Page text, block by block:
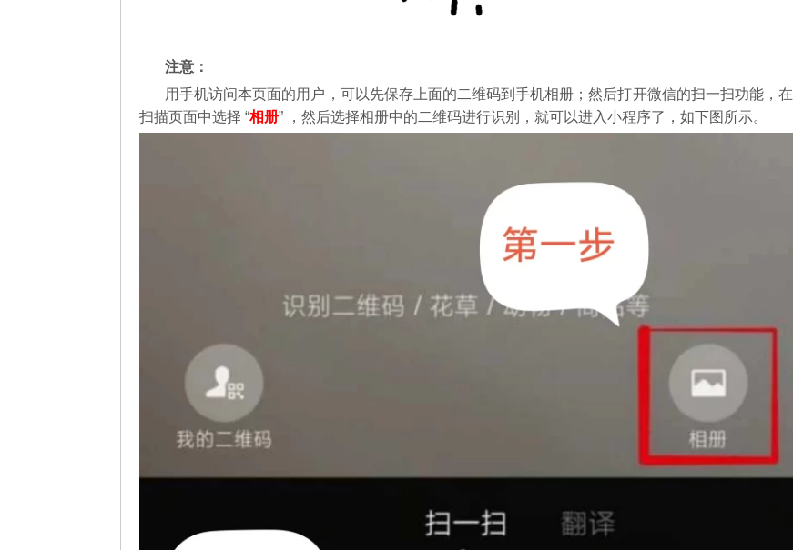
注意：
用手机访问本页面的用户，可以先保存上面的二维码到手机相册；然后打开微信的扫一扫功能，在
扫描页面中选择 “相册” ，然后选择相册中的二维码进行识别，就可以进入小程序了，如下图所示。